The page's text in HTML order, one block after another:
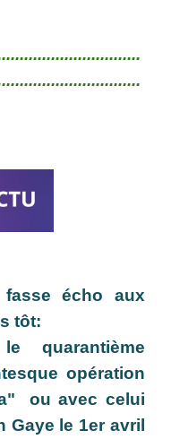
écho aux
tôt:
quarantième
opération
ou avec celui
Gaye le 1er avril